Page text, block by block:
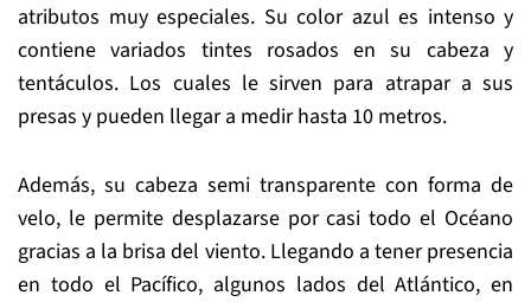
atributos muy especiales. Su color azul es intenso y
contiene variados tintes rosados en su cabeza y
tentáculos. Los cuales le sirven para atrapar a sus
presas y pueden llegar a medir hasta 10 metros.
Además, su cabeza semi transparente con forma de
velo, le permite desplazarse por casi todo el Océano
gracias a la brisa del viento. Llegando a tener presencia
en todo el Pacífico, algunos lados del Atlántico, en